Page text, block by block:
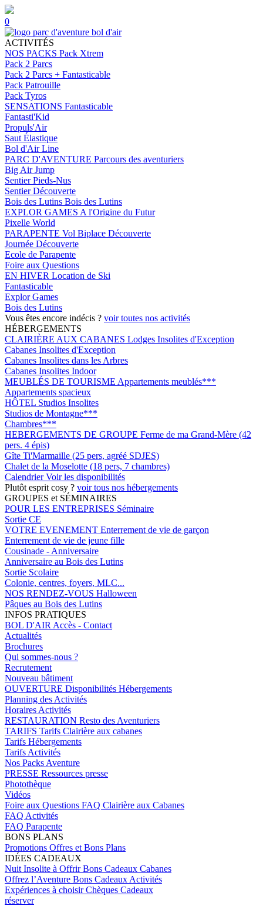
0
ACTIVITÉS
NOS PACKS Pack Xtrem
Pack 2 Parcs
Pack 2 Parcs + Fantasticable
Pack Patrouille
Pack Tyros
SENSATIONS Fantasticable
Fantasti'Kid
Propuls'Air
Saut Élastique
Bol d'Air Line
PARC D'AVENTURE Parcours des aventuriers
Big Air Jump
Sentier Pieds-Nus
Sentier Découverte
Bois des Lutins Bois des Lutins
EXPLOR GAMES A l'Origine du Futur
Pixelle World
PARAPENTE Vol Biplace Découverte
Journée Découverte
Ecole de Parapente
Foire aux Questions
EN HIVER Location de Ski
Fantasticable
Explor Games
Bois des Lutins
Vous êtes encore indécis ? voir toutes nos activités
HÉBERGEMENTS
CLAIRIÈRE AUX CABANES Lodges Insolites d'Exception
Cabanes Insolites d'Exception
Cabanes Insolites dans les Arbres
Cabanes Insolites Indoor
MEUBLÉS DE TOURISME Appartements meublés***
Appartements spacieux
HÔTEL Studios Insolites
Studios de Montagne***
Chambres***
HEBERGEMENTS DE GROUPE Ferme de ma Grand-Mère (42
pers. 4 épis)
Gîte Ti'Marmaille (25 pers, agréé SDJES)
Chalet de la Moselotte (18 pers, 7 chambres)
CalendrierVoir les disponibilités
Plutôt esprit cosy ? voir tous nos hébergements
GROUPES et SÉMINAIRES
POUR LES ENTREPRISES Séminaire
Sortie CE
VOTRE EVENEMENT Enterrement de vie de garçon
Enterrement de vie de jeune fille
Cousinade - Anniversaire
Anniversaire au Bois des Lutins
Sortie Scolaire
Colonie, centres, foyers, MLC...
NOS RENDEZ-VOUS Halloween
Pâques au Bois des Lutins
INFOS PRATIQUES
BOL D'AIR Accès - Contact
Actualités
Brochures
Qui sommes-nous ?
Recrutement
Nouveau bâtiment
OUVERTURE Disponibilités Hébergements
Planning des Activités
Horaires Activités
RESTAURATION Resto des Aventuriers
TARIFS Tarifs Clairière aux cabanes
Tarifs Hébergements
Tarifs Activités
Nos Packs Aventure
PRESSE Ressources presse
Photothèque
Vidéos
Foire aux Questions FAQ Clairière aux Cabanes
FAQ Activités
FAQ Parapente
BONS PLANS
Promotions Offres et Bons Plans
IDÉES CADEAUX
Nuit Insolite à OffrirBons Cadeaux Cabanes
Offrez l’Aventure Bons Cadeaux Activités
Expériences à choisirChèques Cadeaux
réserver